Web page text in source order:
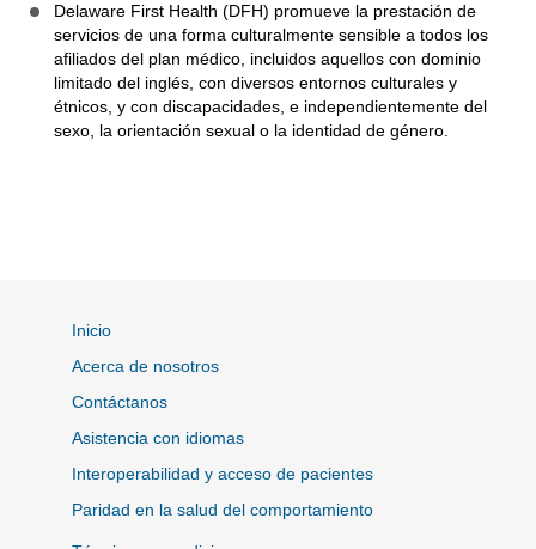
Delaware First Health (DFH) promueve la prestación de
servicios de una forma culturalmente sensible a todos los
afiliados del plan médico, incluidos aquellos con dominio
limitado del inglés, con diversos entornos culturales y
étnicos, y con discapacidades, e independientemente del
sexo, la orientación sexual o la identidad de género.
Inicio
Acerca de nosotros
Contáctanos
Asistencia con idiomas
Interoperabilidad y acceso de pacientes
Paridad en la salud del comportamiento